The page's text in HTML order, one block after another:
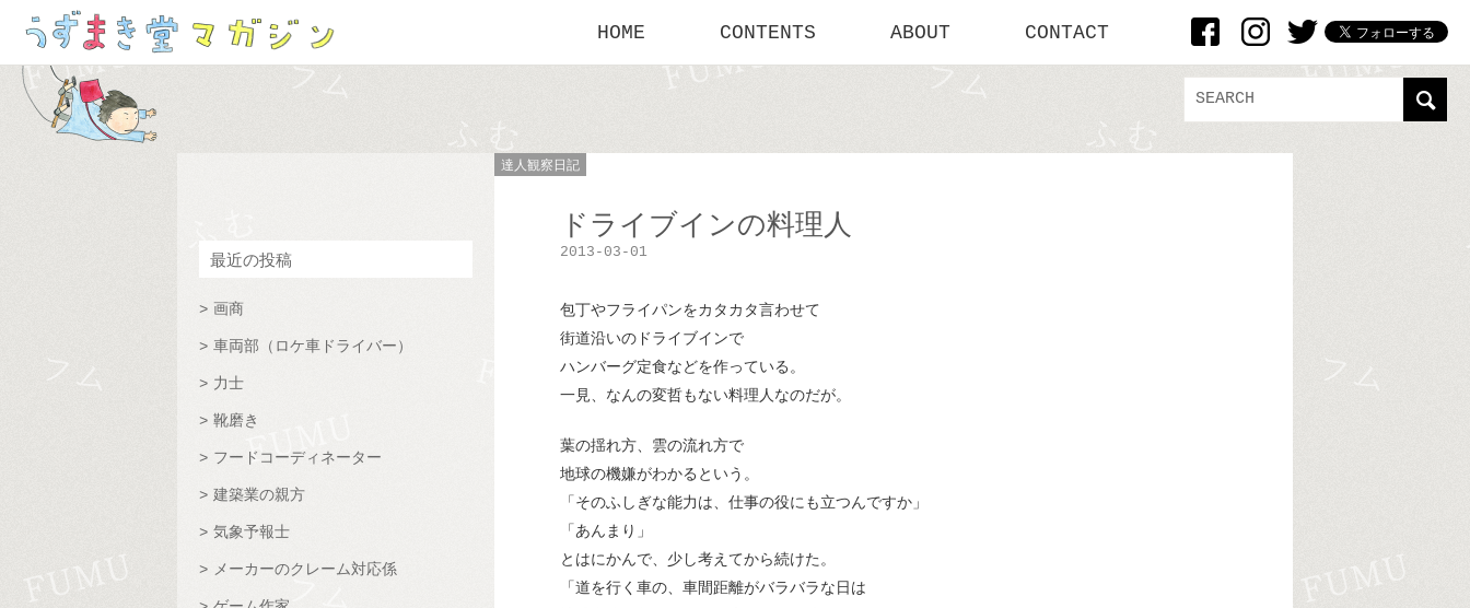
HOME CONTENTS ABOUT CONTACT
達人観察日記
ドライブインの料理人
2013-03-01
包丁やフライパンをカタカタ言わせて
街道沿いのドライブインで
ハンバーグ定食などを作っている。
一見、なんの変哲もない料理人なのだが。
葉の揺れ方、雲の流れ方で
地球の機嫌がわかるという。
「そのふしぎな能力は、仕事の役にも立つんですか」
「あんまり」
とはにかんで、少し考えてから続けた。
「道を行く車の、車間距離がバラバラな日は
最近の投稿
画商
車両部（ロケ車ドライバー）
力士
靴磨き
フードコーディネーター
建築業の親方
気象予報士
メーカーのクレーム対応係